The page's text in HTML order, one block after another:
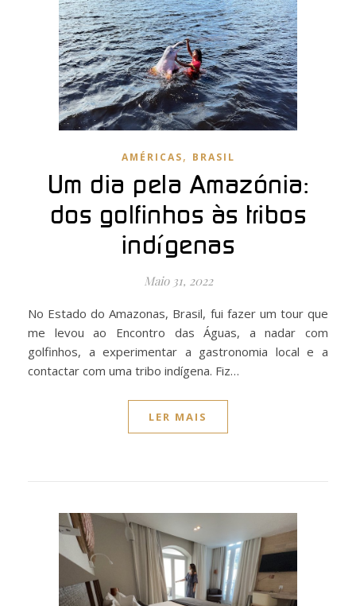
AMÉRICAS, BRASIL
Um dia pela Amazónia:
dos golfinhos às tribos
indígenas
Maio 31, 2022
No Estado do Amazonas, Brasil, fui fazer um tour que
me levou ao Encontro das Águas, a nadar com
golfinhos, a experimentar a gastronomia local e a
contactar com uma tribo indígena. Fiz…
LER MAIS